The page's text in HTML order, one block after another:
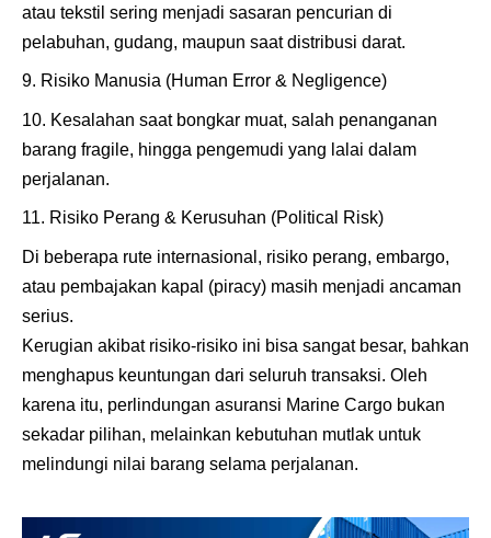
atau tekstil sering menjadi sasaran pencurian di
pelabuhan, gudang, maupun saat distribusi darat.
Risiko Manusia (Human Error & Negligence)
Kesalahan saat bongkar muat, salah penanganan
barang fragile, hingga pengemudi yang lalai dalam
perjalanan.
Risiko Perang & Kerusuhan (Political Risk)
Di beberapa rute internasional, risiko perang, embargo,
atau pembajakan kapal (piracy) masih menjadi ancaman
serius.
Kerugian akibat risiko-risiko ini bisa sangat besar, bahkan
menghapus keuntungan dari seluruh transaksi. Oleh
karena itu, perlindungan asuransi Marine Cargo bukan
sekadar pilihan, melainkan kebutuhan mutlak untuk
melindungi nilai barang selama perjalanan.